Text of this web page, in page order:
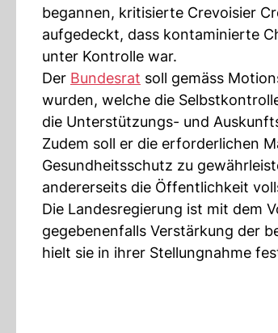
begannen, kritisierte Crevoisier
aufgedeckt, dass kontaminierte
unter Kontrolle war.
Der Bundesrat soll gemäss
wurden, welche die
die Unterstützungs- und
Zudem soll er die erforderlichen
Gesundheitsschutz zu
andererseits die Öffentlichkeit
Die Landesregierung ist mit dem
gegebenenfalls Verstärkung der
hielt sie in ihrer Stellungnahme